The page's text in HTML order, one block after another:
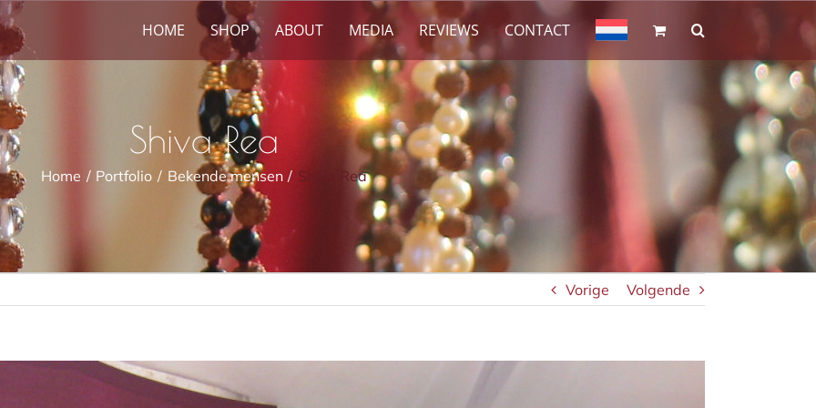
HOME SHOP ABOUT MEDIA REVIEWS CONTACT
Shiva Rea
Home Portfolio Bekende mensen Shiva Rea
Vorige Volgende